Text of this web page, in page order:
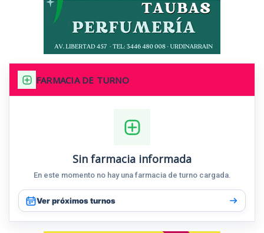
FARMACIA DE TURNO
Sin farmacia informada
En este momento no hay una farmacia de turno cargada.
Ver próximos turnos